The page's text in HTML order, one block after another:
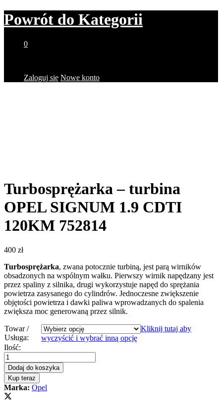
Powrót do Kategorii
0
Zaloguj się Nowe konto
Turbosprężarka – turbina
OPEL SIGNUM 1.9 CDTI
120KM 752814
400 zł
Turbosprężarka, zwana potocznie turbiną, jest parą wirników
obsadzonych na wspólnym wałku. Pierwszy wirnik napędzany jest
przez spaliny z silnika, drugi wykorzystuje napęd do sprężania
powietrza zasysanego do cylindrów. Jednoczesne zwiększenie
objętości powietrza i dawki paliwa wprowadzanych do spalenia
zwiększa moc generowaną przez silnik.
Towar /
Usługa:
Kliknij tutaj aby
wyczyścić i wybrać inną opcję
Turbosprężarka
turbina
OPEL
SIGNUM
1.9
CDTI
Ilość:
Dodaj do koszyka
Kup teraz
Marka: Opel